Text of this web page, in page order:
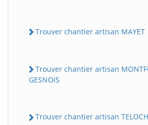
Trouver chantier artisan MAYET
Trouver chantier artisan
GESNOiS
Trouver chantier artisan